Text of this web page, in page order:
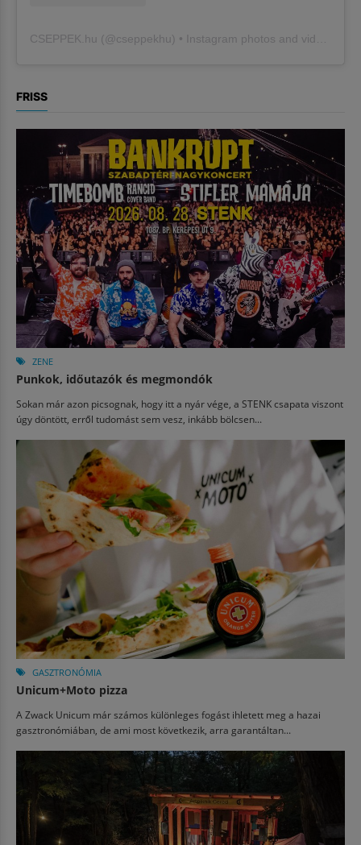
CSEPPEK.hu (@cseppekhu ) • Instagram photos and videos
FRISS
ZENE
Punkok, időutazók és megmondók
Sokan már azon picsognak, hogy itt a nyár vége, a STENK csapata viszont
úgy döntött, erről tudomást sem vesz, inkább bölcsen...
GASZTRONÓMIA
Unicum+Moto pizza
A Zwack Unicum már számos különleges fogást ihletett meg a hazai
gasztronómiában, de ami most következik, arra garantáltan...